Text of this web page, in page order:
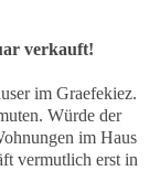
verkauft!
im Graefekiez.
Würde der
im Haus
vermutlich erst in